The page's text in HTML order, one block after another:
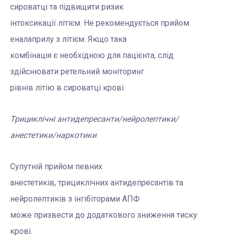
сироватці та підвищити ризик
інтоксикації літієм. Не рекомендується прийом
еналаприлу з літієм. Якщо така
комбінація є необхідною для пацієнта, слід
здійснювати ретельний моніторинг
рівнів літію в сироватці крові.
Трициклічні антидепресанти/нейролептики/
анестетики/наркотики
Супутній прийом певних
анестетиків, трициклічних антидепресантів та
нейролептиків з інгібіторами АПФ
може призвести до додаткового зниження тиску
крові.